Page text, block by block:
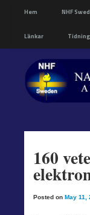
Hem NHF
Länkar
160
Posted on May 11,